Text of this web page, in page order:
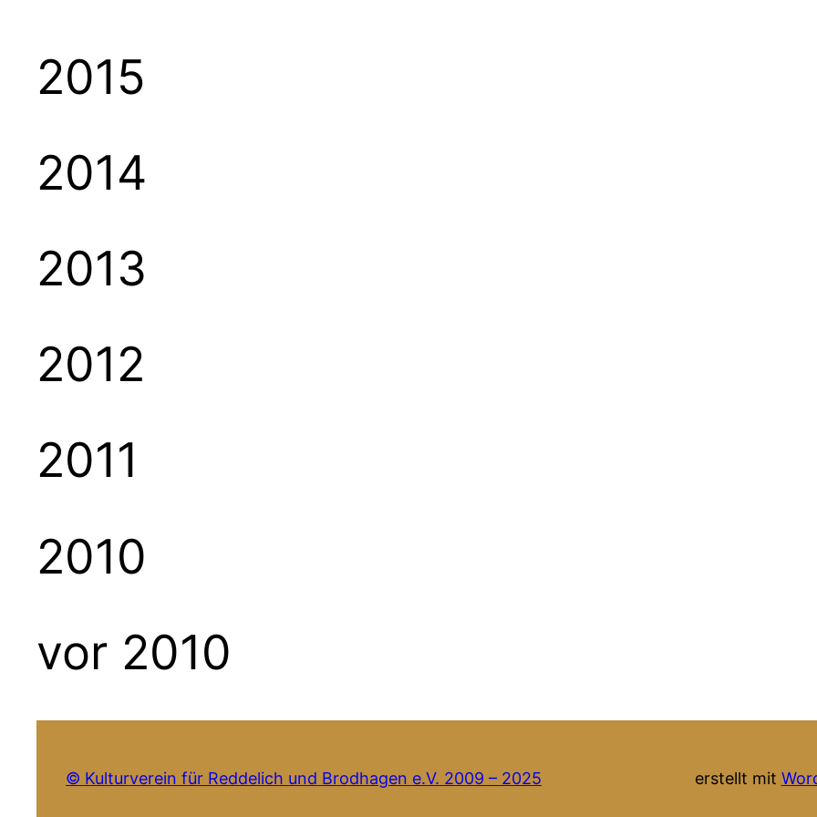
2015
2014
2013
2012
2011
2010
vor 2010
© Kulturverein für Reddelich und Brodhagen e.V. 2009 – 2025 erstellt mit